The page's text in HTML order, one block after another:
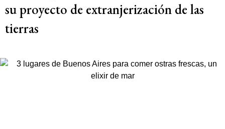
su proyecto de extranjerización de las
tierras